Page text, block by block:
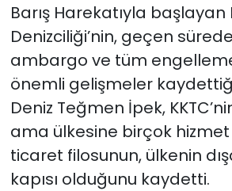
Barış Harekatıyla başlayan
Denizciliği’nin, geçen
ambargo ve tüm
önemli gelişmeler
Deniz Teğmen İpek,
ama ülkesine birçok
ticaret filosunun, ülkenin
kapısı olduğunu kaydetti.